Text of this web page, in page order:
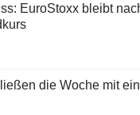
EuroStoxx bleibt
die Woche mit